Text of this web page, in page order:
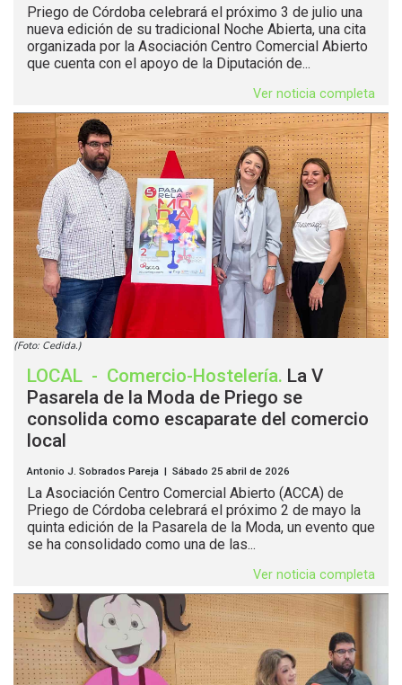
Priego de Córdoba celebrará el próximo 3 de julio una
nueva edición de su tradicional Noche Abierta, una cita
organizada por la Asociación Centro Comercial Abierto
que cuenta con el apoyo de la Diputación de...
Ver noticia completa
(Foto: Cedida.)
LOCAL - Comercio-Hostelería. La V
Pasarela de la Moda de Priego se
consolida como escaparate del comercio
local
Antonio J. Sobrados Pareja | Sábado 25 abril de 2026
La Asociación Centro Comercial Abierto (ACCA) de
Priego de Córdoba celebrará el próximo 2 de mayo la
quinta edición de la Pasarela de la Moda, un evento que
se ha consolidado como una de las...
Ver noticia completa